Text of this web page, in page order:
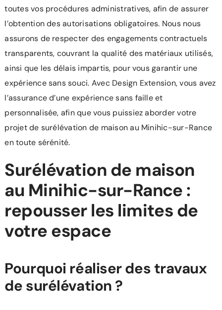
toutes vos procédures administratives, afin de assurer
l’obtention des autorisations obligatoires. Nous nous
assurons de respecter des engagements contractuels
transparents, couvrant la qualité des matériaux utilisés,
ainsi que les délais impartis, pour vous garantir une
expérience sans souci. Avec Design Extension, vous avez
l’assurance d’une expérience sans faille et
personnalisée, afin que vous puissiez aborder votre
projet de surélévation de maison au Minihic-sur-Rance
en toute sérénité.
Surélévation de maison
au Minihic-sur-Rance :
repousser les limites de
votre espace
Pourquoi réaliser des travaux
de surélévation ?